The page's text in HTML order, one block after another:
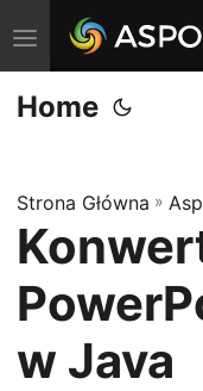
P
r
z
ą
c
n
w
Home
Strona Główna »
w Java